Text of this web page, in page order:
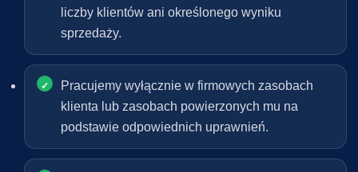
liczby klientów ani określonego wyniku
sprzedaży.
Pracujemy wyłącznie w firmowych zasobach
klienta lub zasobach powierzonych mu na
podstawie odpowiednich uprawnień.